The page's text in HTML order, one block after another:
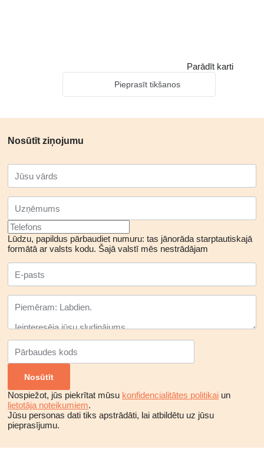
Parādīt karti
Pieprasīt tikšanos
Nosūtīt ziņojumu
Lūdzu, papildus pārbaudiet numuru: tas jānorāda starptautiskajā
formātā ar valsts kodu. Šajā valstī mēs nestrādājam
Nospiežot, jūs piekrītat mūsu konfidencialitātes politikai un
lietotāja noteikumiem.
Jūsu personas dati tiks apstrādāti, lai atbildētu uz jūsu
pieprasījumu.